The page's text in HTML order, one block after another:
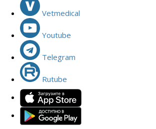
Vetmedical
Youtube
Telegram
Rutube